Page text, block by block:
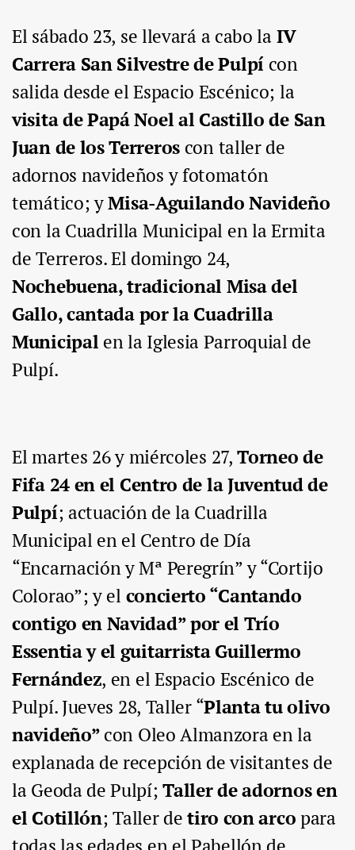
El sábado 23, se llevará a cabo la IV
Carrera San Silvestre de Pulpí con
salida desde el Espacio Escénico; la
visita de Papá Noel al Castillo de San
Juan de los Terreros con taller de
adornos navideños y fotomatón
temático; yMisa-Aguilando Navideño
con la Cuadrilla Municipal en la Ermita
de Terreros. El domingo 24,
Nochebuena, tradicional Misa del
Gallo,cantada por la Cuadrilla
Municipal en la Iglesia Parroquial de
Pulpí.
Elmartes 26 y miércoles 27, Torneo de
Fifa 24en el Centro de la Juventud de
Pulpí; actuación de la Cuadrilla
Municipal en el Centro de Día
“Encarnación y Mª Peregrín” y “Cortijo
Colorao”; y el concierto “Cantando
contigo en Navidad” por el Trío
Essentia y el guitarrista Guillermo
Fernández, en el Espacio Escénico de
Pulpí.Jueves 28, Taller “Planta tu olivo
navideño”con Oleo Almanzora en la
explanada de recepción de visitantes de
la Geoda de Pulpí;Taller de adornos en
el Cotillón; Taller detiro con arcopara